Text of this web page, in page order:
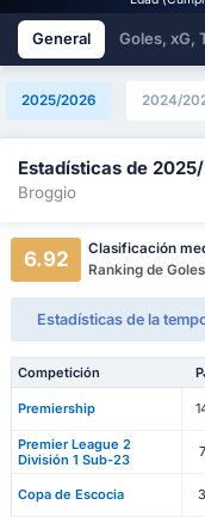
General Goles, xG,
2025/2026 2024/
Estadísticas de
Broggio
6.92
Clasificación
Ranking de
Estadísticas de la
Competición
Premiership
Premier League 2
División 1 Sub-23
7
Copa de Escocia 3